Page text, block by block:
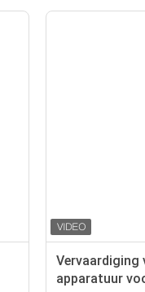
Vervaardiging
apparatuur